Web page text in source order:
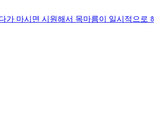
마시면 시원해서 목마름이 일시적으로